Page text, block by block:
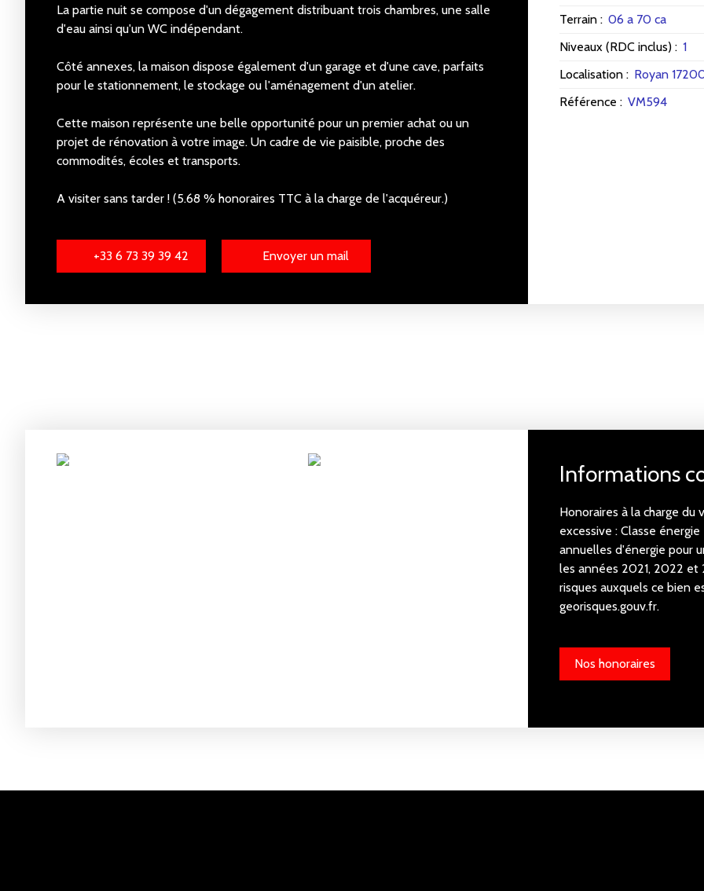
La partie nuit se compose d'un dégagement distribuant trois chambres, une salle
d'eau ainsi qu'un WC indépendant.
Côté annexes, la maison dispose également d'un garage et d'une cave, parfaits
pour le stationnement, le stockage ou l'aménagement d'un atelier.
Cette maison représente une belle opportunité pour un premier achat ou un
projet de rénovation à votre image. Un cadre de vie paisible, proche des
commodités, écoles et transports.
A visiter sans tarder ! (5.68 % honoraires TTC à la charge de l'acquéreur.)
+33 6 73 39 39 42 Envoyer un mail
Terrain : 06 a 70 ca
Niveaux (RDC inclus) : 1
Localisation : Royan
Référence : VM594
Informations
Honoraires à la charge
excessive : Classe
annuelles d'énergie pour
les années 2021, 2022 et
risques auxquels ce bien
georisques.gouv.fr.
Nos honoraires